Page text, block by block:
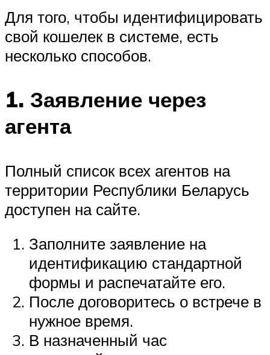
Для того, чтобы идентифицировать
свой кошелек в системе, есть
несколько способов.
1. Заявление через
агента
Полный список всех агентов на
территории Республики Беларусь
доступен на сайте.
Заполните заявление на
идентификацию стандартной
формы и распечатайте его.
После договоритесь о встрече в
нужное время.
В назначенный час